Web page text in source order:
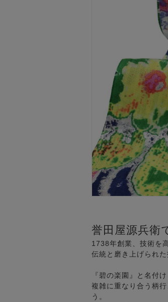
誉田屋源兵衛
1738年創業、技術を
伝統と磨き上げられ
『碧の楽園』と名付
複雑に重なり合う柄
う。